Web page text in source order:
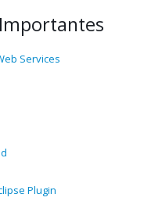
Services
Plugin